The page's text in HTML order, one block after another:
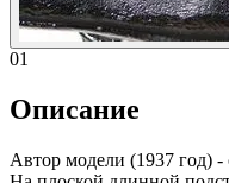
01
Описание
Автор модели (1937 год)